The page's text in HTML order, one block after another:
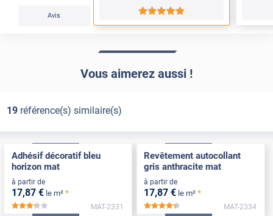
Avis
*****
Vous aimerez aussi !
19référence(s) similaire(s)
Adhésif décoratif bleu
horizon mat
à partir de
17,87 € le m² *
*****
MAT-2331
Revêtement autocollant
gris anthracite mat
à partir de
17,87 € le m² *
*****
MAT-2334